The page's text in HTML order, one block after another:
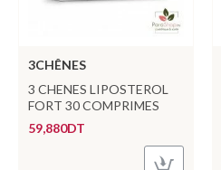
3CHÊNES
3 CHENES LIPOSTEROL
FORT 30 COMPRIMES
59,880DT